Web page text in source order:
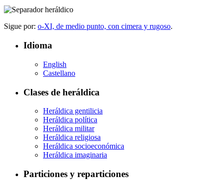
Sigue por: o-XI, de medio punto, con cimera y rugoso.
Idioma
English
Castellano
Clases de heráldica
Heráldica gentilicia
Heráldica política
Heráldica militar
Heráldica religiosa
Heráldica socioeconómica
Heráldica imaginaria
Particiones y reparticiones